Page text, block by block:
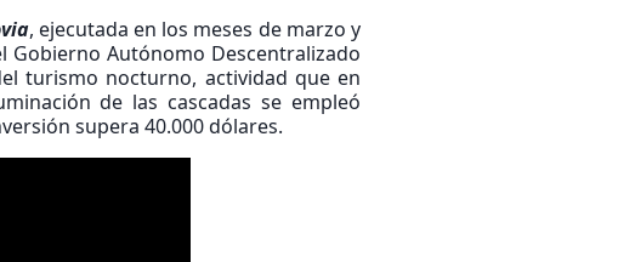
, ejecutada en los meses de marzo y
Gobierno Autónomo Descentralizado
turismo nocturno, actividad que en
de las cascadas se empleó
supera 40.000 dólares.